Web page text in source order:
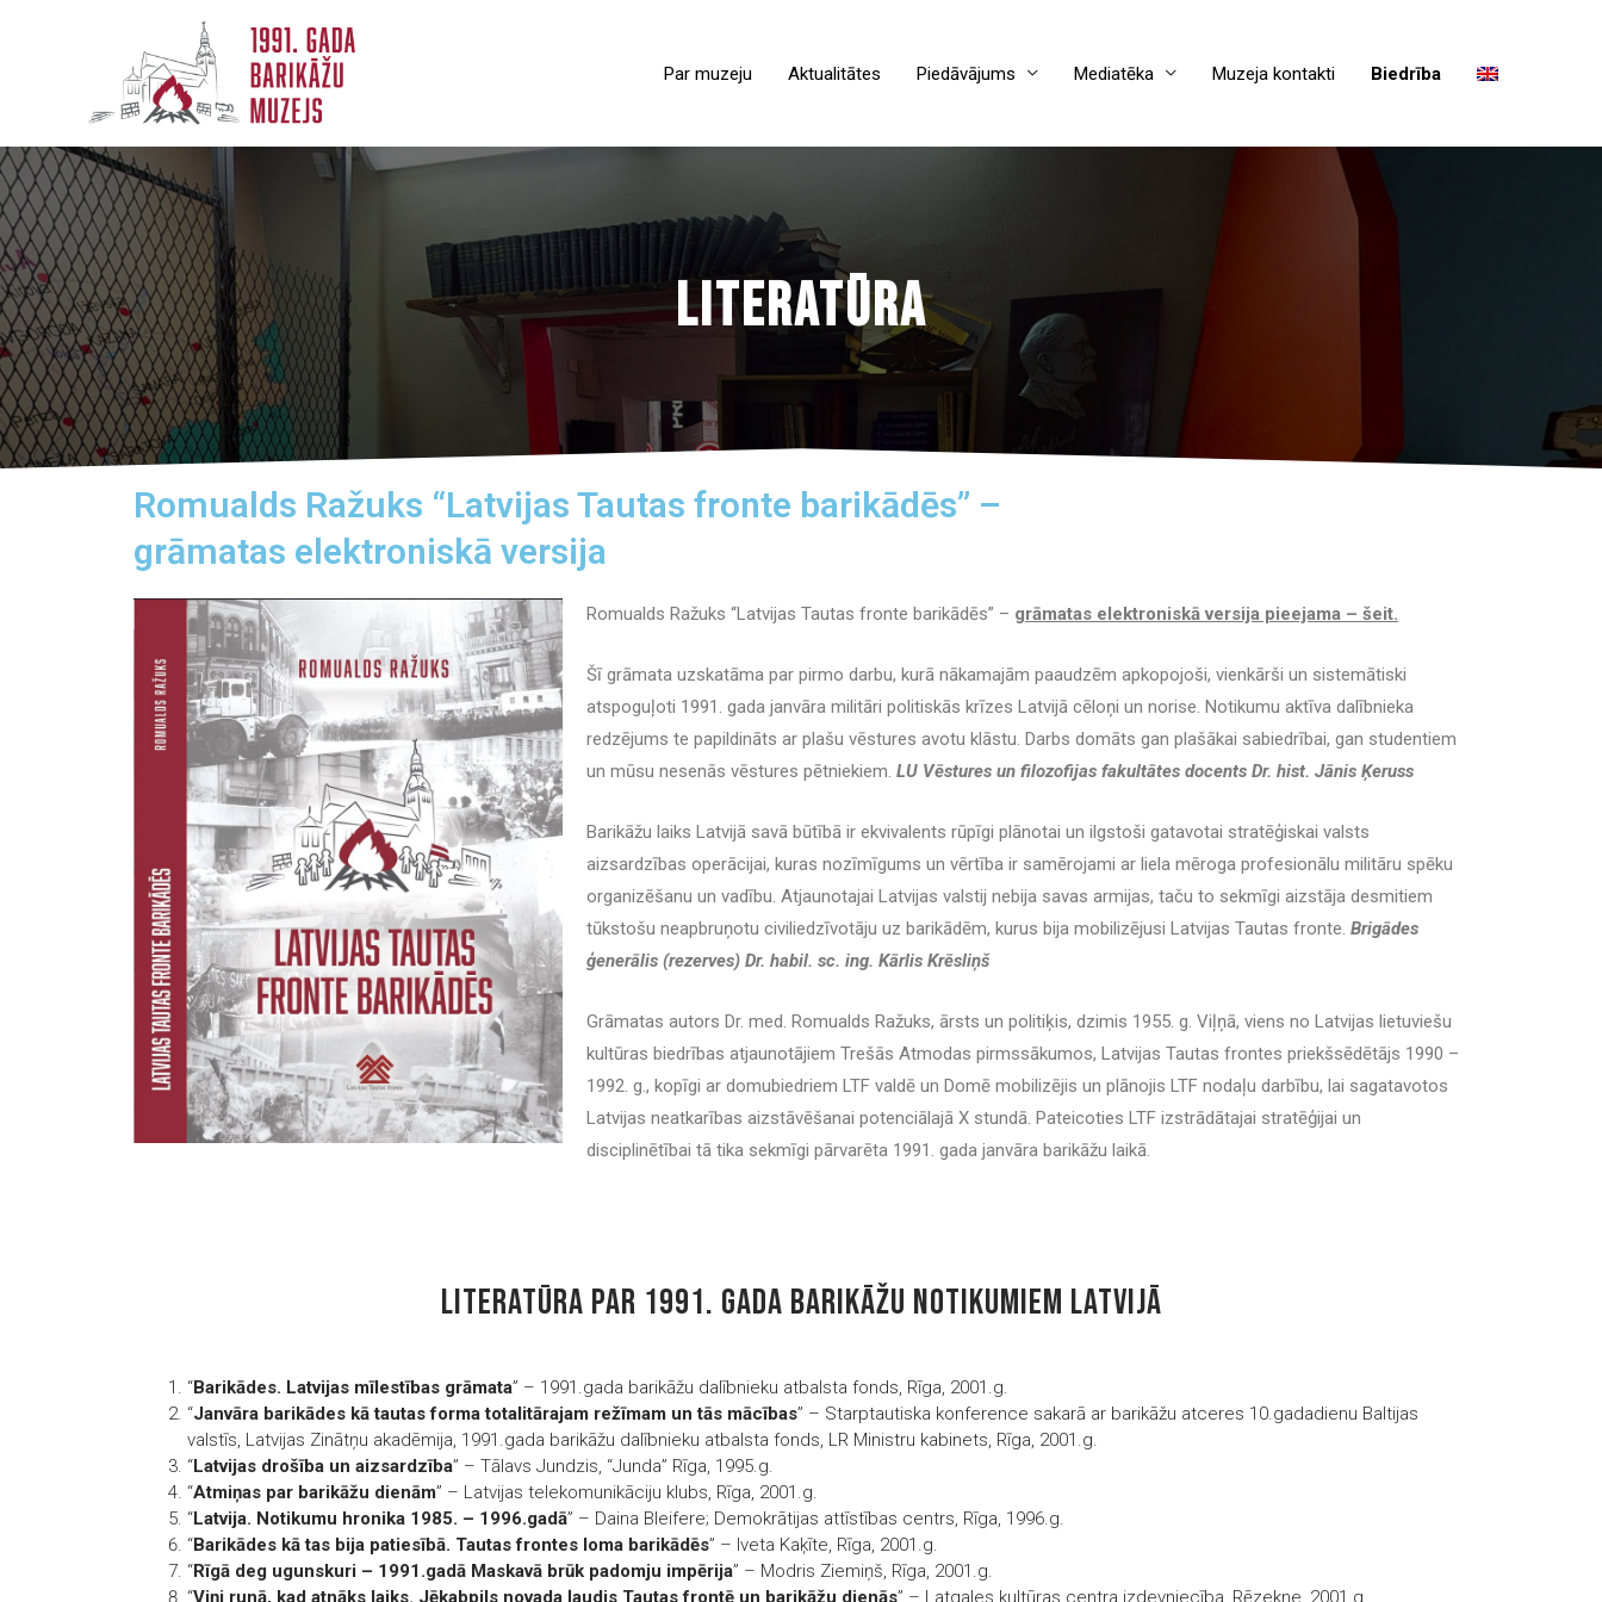
Par muzeju Aktualitātes Piedāvājums Mediatēka Muzeja kontakti Biedrība
LITERATŪRA
Romualds Ražuks “Latvijas Tautas fronte barikādēs” –
grāmatas elektroniskā versija
Romualds Ražuks “Latvijas Tautas fronte barikādēs” – grāmatas elektroniskā versija pieejama – šeit.
Šī grāmata uzskatāma par pirmo darbu, kurā nākamajām paaudzēm apkopojoši, vienkārši un sistemātiski
atspoguļoti 1991. gada janvāra militāri politiskās krīzes Latvijā cēloņi un norise. Notikumu aktīva dalībnieka
redzējums te papildināts ar plašu vēstures avotu klāstu. Darbs domāts gan plašākai sabiedrībai, gan studentiem
un mūsu nesenās vēstures pētniekiem. LU Vēstures un filozofijas fakultātes docents Dr. hist. Jānis Ķeruss
Barikāžu laiks Latvijā savā būtībā ir ekvivalents rūpīgi plānotai un ilgstoši gatavotai stratēģiskai valsts
aizsardzības operācijai, kuras nozīmīgums un vērtība ir samērojami ar liela mēroga profesionālu militāru spēku
organizēšanu un vadību. Atjaunotajai Latvijas valstij nebija savas armijas, taču to sekmīgi aizstāja desmitiem
tūkstošu neapbruņotu civiliedzīvotāju uz barikādēm, kurus bija mobilizējusi Latvijas Tautas fronte. Brigādes
ģenerālis (rezerves) Dr. habil. sc. ing. Kārlis Krēsliņš
Grāmatas autors Dr. med. Romualds Ražuks, ārsts un politiķis, dzimis 1955. g. Viļņā, viens no Latvijas lietuviešu
kultūras biedrības atjaunotājiem Trešās Atmodas pirmssākumos, Latvijas Tautas frontes priekšsēdētājs 1990 –
1992. g., kopīgi ar domubiedriem LTF valdē un Domē mobilizējis un plānojis LTF nodaļu darbību, lai sagatavotos
Latvijas neatkarības aizstāvēšanai potenciālajā X stundā. Pateicoties LTF izstrādātajai stratēģijai un
disciplinētībai tā tika sekmīgi pārvarēta 1991. gada janvāra barikāžu laikā.
LITERATŪRA PAR 1991. GADA BARIKĀŽU NOTIKUMIEM LATVIJĀ
“Barikādes. Latvijas mīlestības grāmata” – 1991.gada barikāžu dalībnieku atbalsta fonds, Rīga, 2001.g.
“Janvāra barikādes kā tautas forma totalitārajam režīmam un tās mācības” – Starptautiska konference sakarā ar barikāžu atceres 10.gadadienu Baltijas
valstīs, Latvijas Zinātņu akadēmija, 1991.gada barikāžu dalībnieku atbalsta fonds, LR Ministru kabinets, Rīga, 2001.g.
“Latvijas drošība un aizsardzība” – Tālavs Jundzis, “Junda” Rīga, 1995.g.
“Atmiņas par barikāžu dienām” – Latvijas telekomunikāciju klubs, Rīga, 2001.g.
“Latvija. Notikumu hronika 1985. – 1996.gadā” – Daina Bleifere; Demokrātijas attīstības centrs, Rīga, 1996.g.
“Barikādes kā tas bija patiesībā. Tautas frontes loma barikādēs” – Iveta Kaķīte, Rīga, 2001.g.
“Rīgā deg ugunskuri – 1991.gadā Maskavā brūk padomju impērija” – Modris Ziemiņš, Rīga, 2001.g.
“Viņi runā, kad atnāks laiks. Jēkabpils novada ļaudis Tautas frontē un barikāžu dienās” – Latgales kultūras centra izdevniecība, Rēzekne, 2001.g.